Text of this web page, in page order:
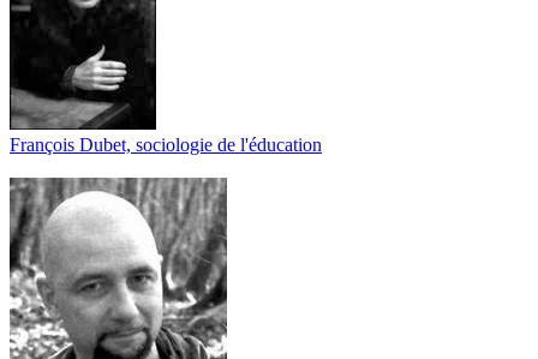
François Dubet, sociologie de l'éducation